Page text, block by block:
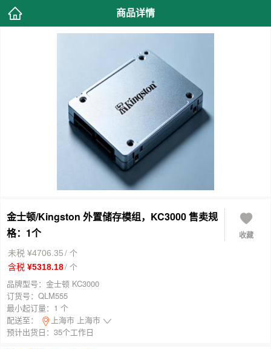
商品详情
金士顿/Kingston 外置储存模组，KC3000 售卖规
格：1个
收藏
未税 ¥4706.35/ 个
含税 ¥5318.18/ 个
品牌型号： 金士顿 KC3000
订货号： QLM555
最小起订量： 1 个
配送至：
上海市 上海市
预计出货日：35个工作日